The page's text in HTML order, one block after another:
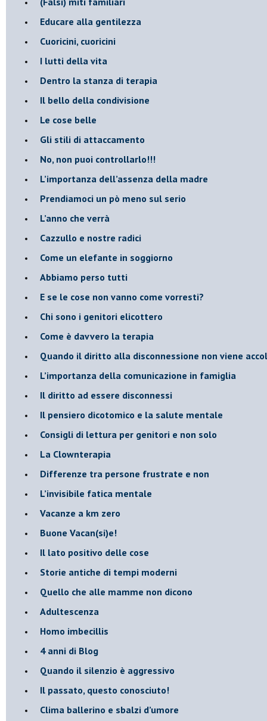
​Educare alla gentilezza
​Cuoricini, cuoricini
I lutti della vita
​Dentro la stanza di terapia
​Il bello della condivisione
Le cose belle
​Gli stili di attaccamento
No, non puoi controllarlo!!!
​L’importanza dell’assenza della madre
​Prendiamoci un pò meno sul serio
​L’anno che verrà
​Cazzullo e nostre radici
​Come un elefante in soggiorno
​Abbiamo perso tutti
E se le cose non vanno come vorresti?
​Chi sono i genitori elicottero
Come è davvero la terapia
Quando il diritto alla disconnessione non viene
​L’importanza della comunicazione in famiglia
​Il diritto ad essere disconnessi
​Il pensiero dicotomico e la salute mentale
​Consigli di lettura per genitori e non solo
​La Clownterapia
​Differenze tra persone frustrate e non
L’invisibile fatica mentale
Vacanze a km zero
​Buone Vacan(si)e!
​Il lato positivo delle cose
​Storie antiche di tempi moderni
​Quello che alle mamme non dicono
Adultescenza
Homo imbecillis
​4 anni di Blog
Quando il silenzio è aggressivo
​Il passato, questo conosciuto!
​Clima ballerino e sbalzi d’umore